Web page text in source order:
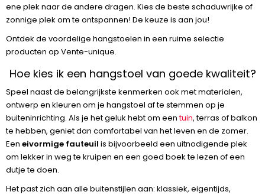
ene plek naar de andere dragen. Kies de beste schaduwrijke of
zonnige plek om te ontspannen! De keuze is aan jou!
Ontdek de voordelige hangstoelen in een ruime selectie
producten op Vente-unique.
Hoe kies ik een hangstoel van goede kwaliteit?
Speel naast de belangrijkste kenmerken ook met materialen,
ontwerp en kleuren om je hangstoel af te stemmen op je
buiteninrichting. Als je het geluk hebt om eentuin, terras of balkon
te hebben, geniet dan comfortabel van het leven en de zomer.
Een eivormige fauteuil is bijvoorbeeld een uitnodigende plek
om lekker in weg te kruipen en een goed boek te lezen of een
dutje te doen.
Het past zich aan alle buitenstijlen aan: klassiek, eigentijds,